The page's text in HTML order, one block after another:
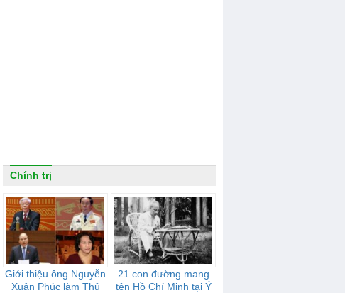
Chính trị
Giới thiệu ông Nguyễn
Xuân Phúc làm Thủ
21 con đường mang
tên Hồ Chí Minh tại Ý